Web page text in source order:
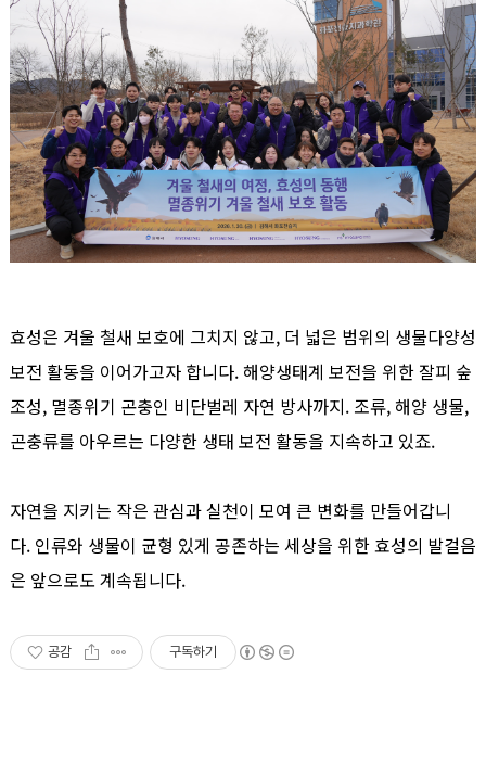
효성은 겨울 철새 보호에 그치지 않고, 더 넓은 범위의 생물다양성
보전 활동을 이어가고자 합니다. 해양생태계 보전을 위한 잘피 숲
조성, 멸종위기 곤충인 비단벌레 자연 방사까지. 조류, 해양 생물,
곤충류를 아우르는 다양한 생태 보전 활동을 지속하고 있죠.
자연을 지키는 작은 관심과 실천이 모여 큰 변화를 만들어갑니
다. 인류와 생물이 균형 있게 공존하는 세상을 위한 효성의 발걸음
은 앞으로도 계속됩니다.
공감 구독하기